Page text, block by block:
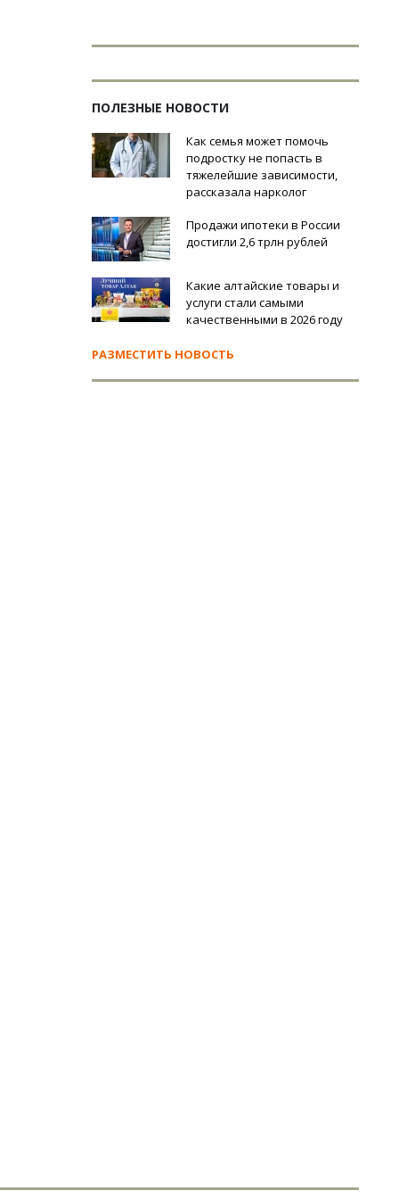
ПОЛЕЗНЫЕ НОВОСТИ
Как семья может помочь
подростку не попасть в
тяжелейшие зависимости,
рассказала нарколог
Продажи ипотеки в России
достигли 2,6 трлн рублей
Какие алтайские товары и
услуги стали самыми
качественными в 2026 году
РАЗМЕСТИТЬ НОВОСТЬ